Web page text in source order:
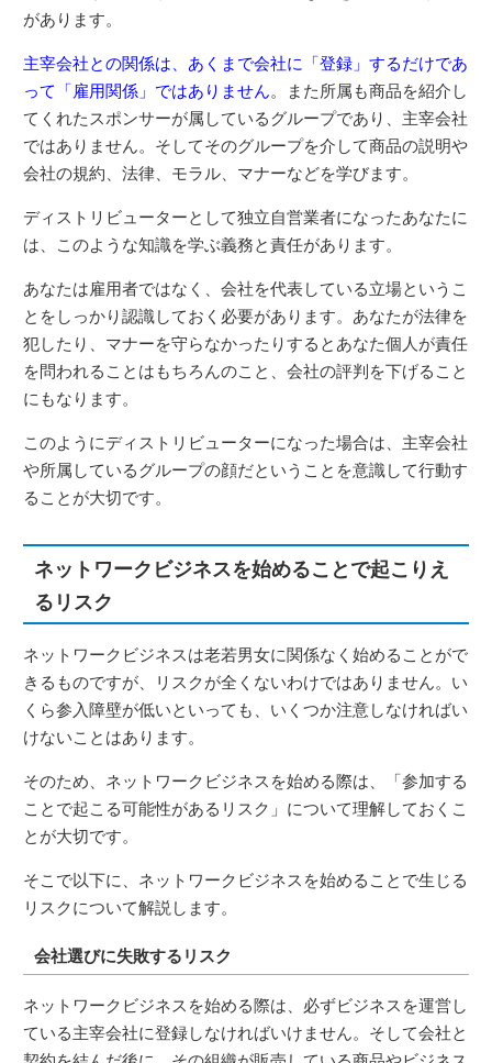
があります。
主宰会社との関係は、あくまで会社に「登録」するだけであ
って「雇用関係」ではありません。また所属も商品を紹介し
てくれたスポンサーが属しているグループであり、主宰会社
ではありません。そしてそのグループを介して商品の説明や
会社の規約、法律、モラル、マナーなどを学びます。
ディストリビューターとして独立自営業者になったあなたに
は、このような知識を学ぶ義務と責任があります。
あなたは雇用者ではなく、会社を代表している立場というこ
とをしっかり認識しておく必要があります。あなたが法律を
犯したり、マナーを守らなかったりするとあなた個人が責任
を問われることはもちろんのこと、会社の評判を下げること
にもなります。
このようにディストリビューターになった場合は、主宰会社
や所属しているグループの顔だということを意識して行動す
ることが大切です。
ネットワークビジネスを始めることで起こりえ
るリスク
ネットワークビジネスは老若男女に関係なく始めることがで
きるものですが、リスクが全くないわけではありません。い
くら参入障壁が低いといっても、いくつか注意しなければい
けないことはあります。
そのため、ネットワークビジネスを始める際は、「参加する
ことで起こる可能性があるリスク」について理解しておくこ
とが大切です。
そこで以下に、ネットワークビジネスを始めることで生じる
リスクについて解説します。
会社選びに失敗するリスク
ネットワークビジネスを始める際は、必ずビジネスを運営し
ている主宰会社に登録しなければいけません。そして会社と